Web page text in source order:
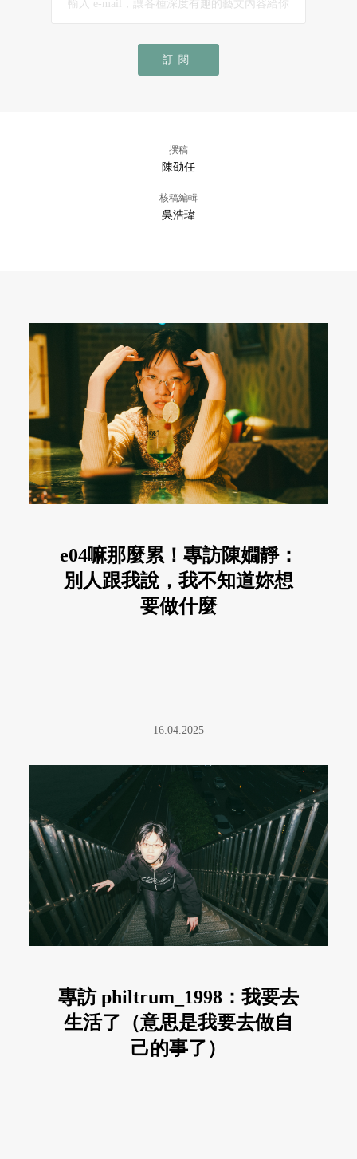
訂閱
撰稿
陳劭任
核稿編輯
吳浩瑋
e04嘛那麼累！專訪陳嫺靜：
別人跟我說，我不知道妳想
要做什麼
16.04.2025
專訪 philtrum_1998：我要去
生活了（意思是我要去做自
己的事了）